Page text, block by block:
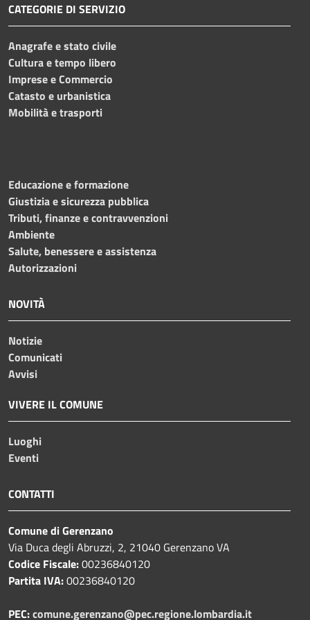
CATEGORIE DI SERVIZIO
Anagrafe e stato civile
Cultura e tempo libero
Imprese e Commercio
Catasto e urbanistica
Mobilità e trasporti
Educazione e formazione
Giustizia e sicurezza pubblica
Tributi, finanze e contravvenzioni
Ambiente
Salute, benessere e assistenza
Autorizzazioni
NOVITÀ
Notizie
Comunicati
Avvisi
VIVERE IL COMUNE
Luoghi
Eventi
CONTATTI
Comune di Gerenzano
Via Duca degli Abruzzi, 2, 21040 Gerenzano VA
Codice Fiscale:00236840120
Partita IVA:00236840120
PEC:comune.gerenzano@pec.regione.lombardia.it